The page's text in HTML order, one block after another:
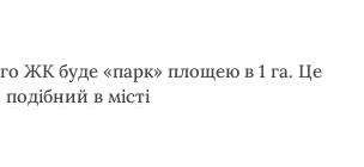
ЖК буде «парк» площею в 1 га. Це
в місті